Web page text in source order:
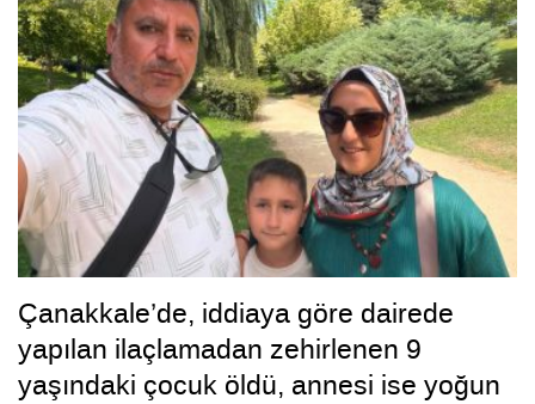
Çanakkale’de, iddiaya göre dairede
yapılan ilaçlamadan zehirlenen 9
yaşındaki çocuk öldü, annesi ise yoğun